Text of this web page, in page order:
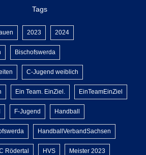
Tags
2023 2024
Bischofswerda
C-Jugend weiblich
Ein Team. EinZiel. EinTeamEinZiel
F-Jugend Handball
HandballVerbandSachsen
Rödertal HVS Meister 2023